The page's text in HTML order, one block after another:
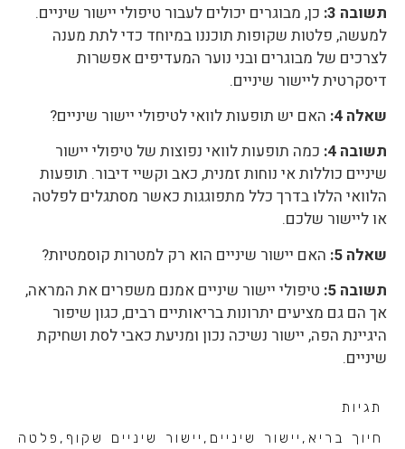
תשובה 3:
כן, מבוגרים יכולים לעבור טיפולי יישור שיניים.
למעשה, פלטות שקופות תוכננו במיוחד כדי לתת מענה
לצרכים של מבוגרים ובני נוער המעדיפים אפשרות
דיסקרטית ליישור שיניים.
שאלה 4:
האם יש תופעות לוואי לטיפולי יישור שיניים?
תשובה 4:
כמה תופעות לוואי נפוצות של טיפולי יישור
שיניים כוללות אי נוחות זמנית, כאב וקשיי דיבור. תופעות
הלוואי הללו בדרך כלל מתפוגגות כאשר מסתגלים לפלטה
או ליישור שלכם.
שאלה 5:
האם יישור שיניים הוא רק למטרות קוסמטיות?
תשובה 5:
טיפולי יישור שיניים אמנם משפרים את המראה,
אך הם גם מציעים יתרונות בריאותיים רבים, כגון שיפור
היגיינת הפה, יישור נשיכה נכון ומניעת כאבי לסת ושחיקת
שיניים.
תגיות
חיוך בריא , יישור שיניים , יישור שיניים שקוף , פלטה